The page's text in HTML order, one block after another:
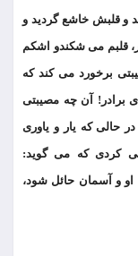
و قلبش خاشع گردید و
قلبم می شکندو اشکم
برخورد می کند که
آن چه مصیبتی
حالی که یار و یاوری
کردی که می گوید:
و آسمان حائل شود،